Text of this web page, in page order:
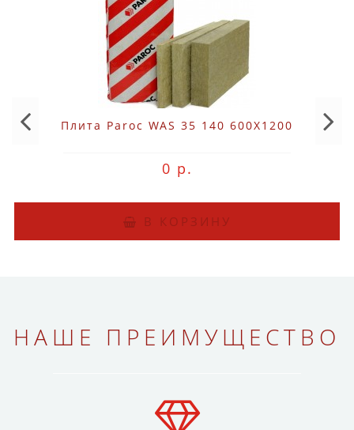
Плита Paroc WAS 35 140 600X1200
0 р.
В КОРЗИНУ
НАШЕ ПРЕИМУЩЕСТВО